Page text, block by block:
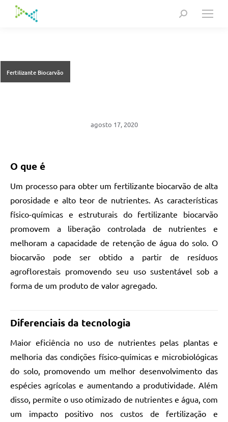
Search:
Fertilizante Biocarvão
agosto 17, 2020
O que é
Um processo para obter um fertilizante biocarvão de alta
porosidade e alto teor de nutrientes. As características
físico-químicas e estruturais do fertilizante biocarvão
promovem a liberação controlada de nutrientes e
melhoram a capacidade de retenção de água do solo. O
biocarvão pode ser obtido a partir de resíduos
agroflorestais promovendo seu uso sustentável sob a
forma de um produto de valor agregado.
Diferenciais da tecnologia
Maior eficiência no uso de nutrientes pelas plantas e
melhoria das condições físico-químicas e microbiológicas
do solo, promovendo um melhor desenvolvimento das
espécies agrícolas e aumentando a produtividade. Além
disso, permite o uso otimizado de nutrientes e água, com
um impacto positivo nos custos de fertilização e